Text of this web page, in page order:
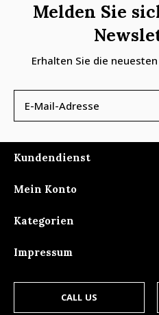
Melden Sie
Erhalten Sie die
Kundendienst
Mein Konto
Kategorien
Impressum
CALL US